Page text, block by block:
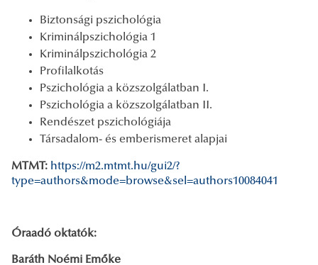
Biztonsági pszichológia
Kriminálpszichológia 1
Kriminálpszichológia 2
Profilalkotás
Pszichológia a közszolgálatban I.
Pszichológia a közszolgálatban II.
Rendészet pszichológiája
Társadalom- és emberismeret alapjai
MTMT: https://m2.mtmt.hu/gui2/?
type=authors&mode=browse&sel=authors10084041
Óraadó oktatók:
Baráth Noémi Emőke